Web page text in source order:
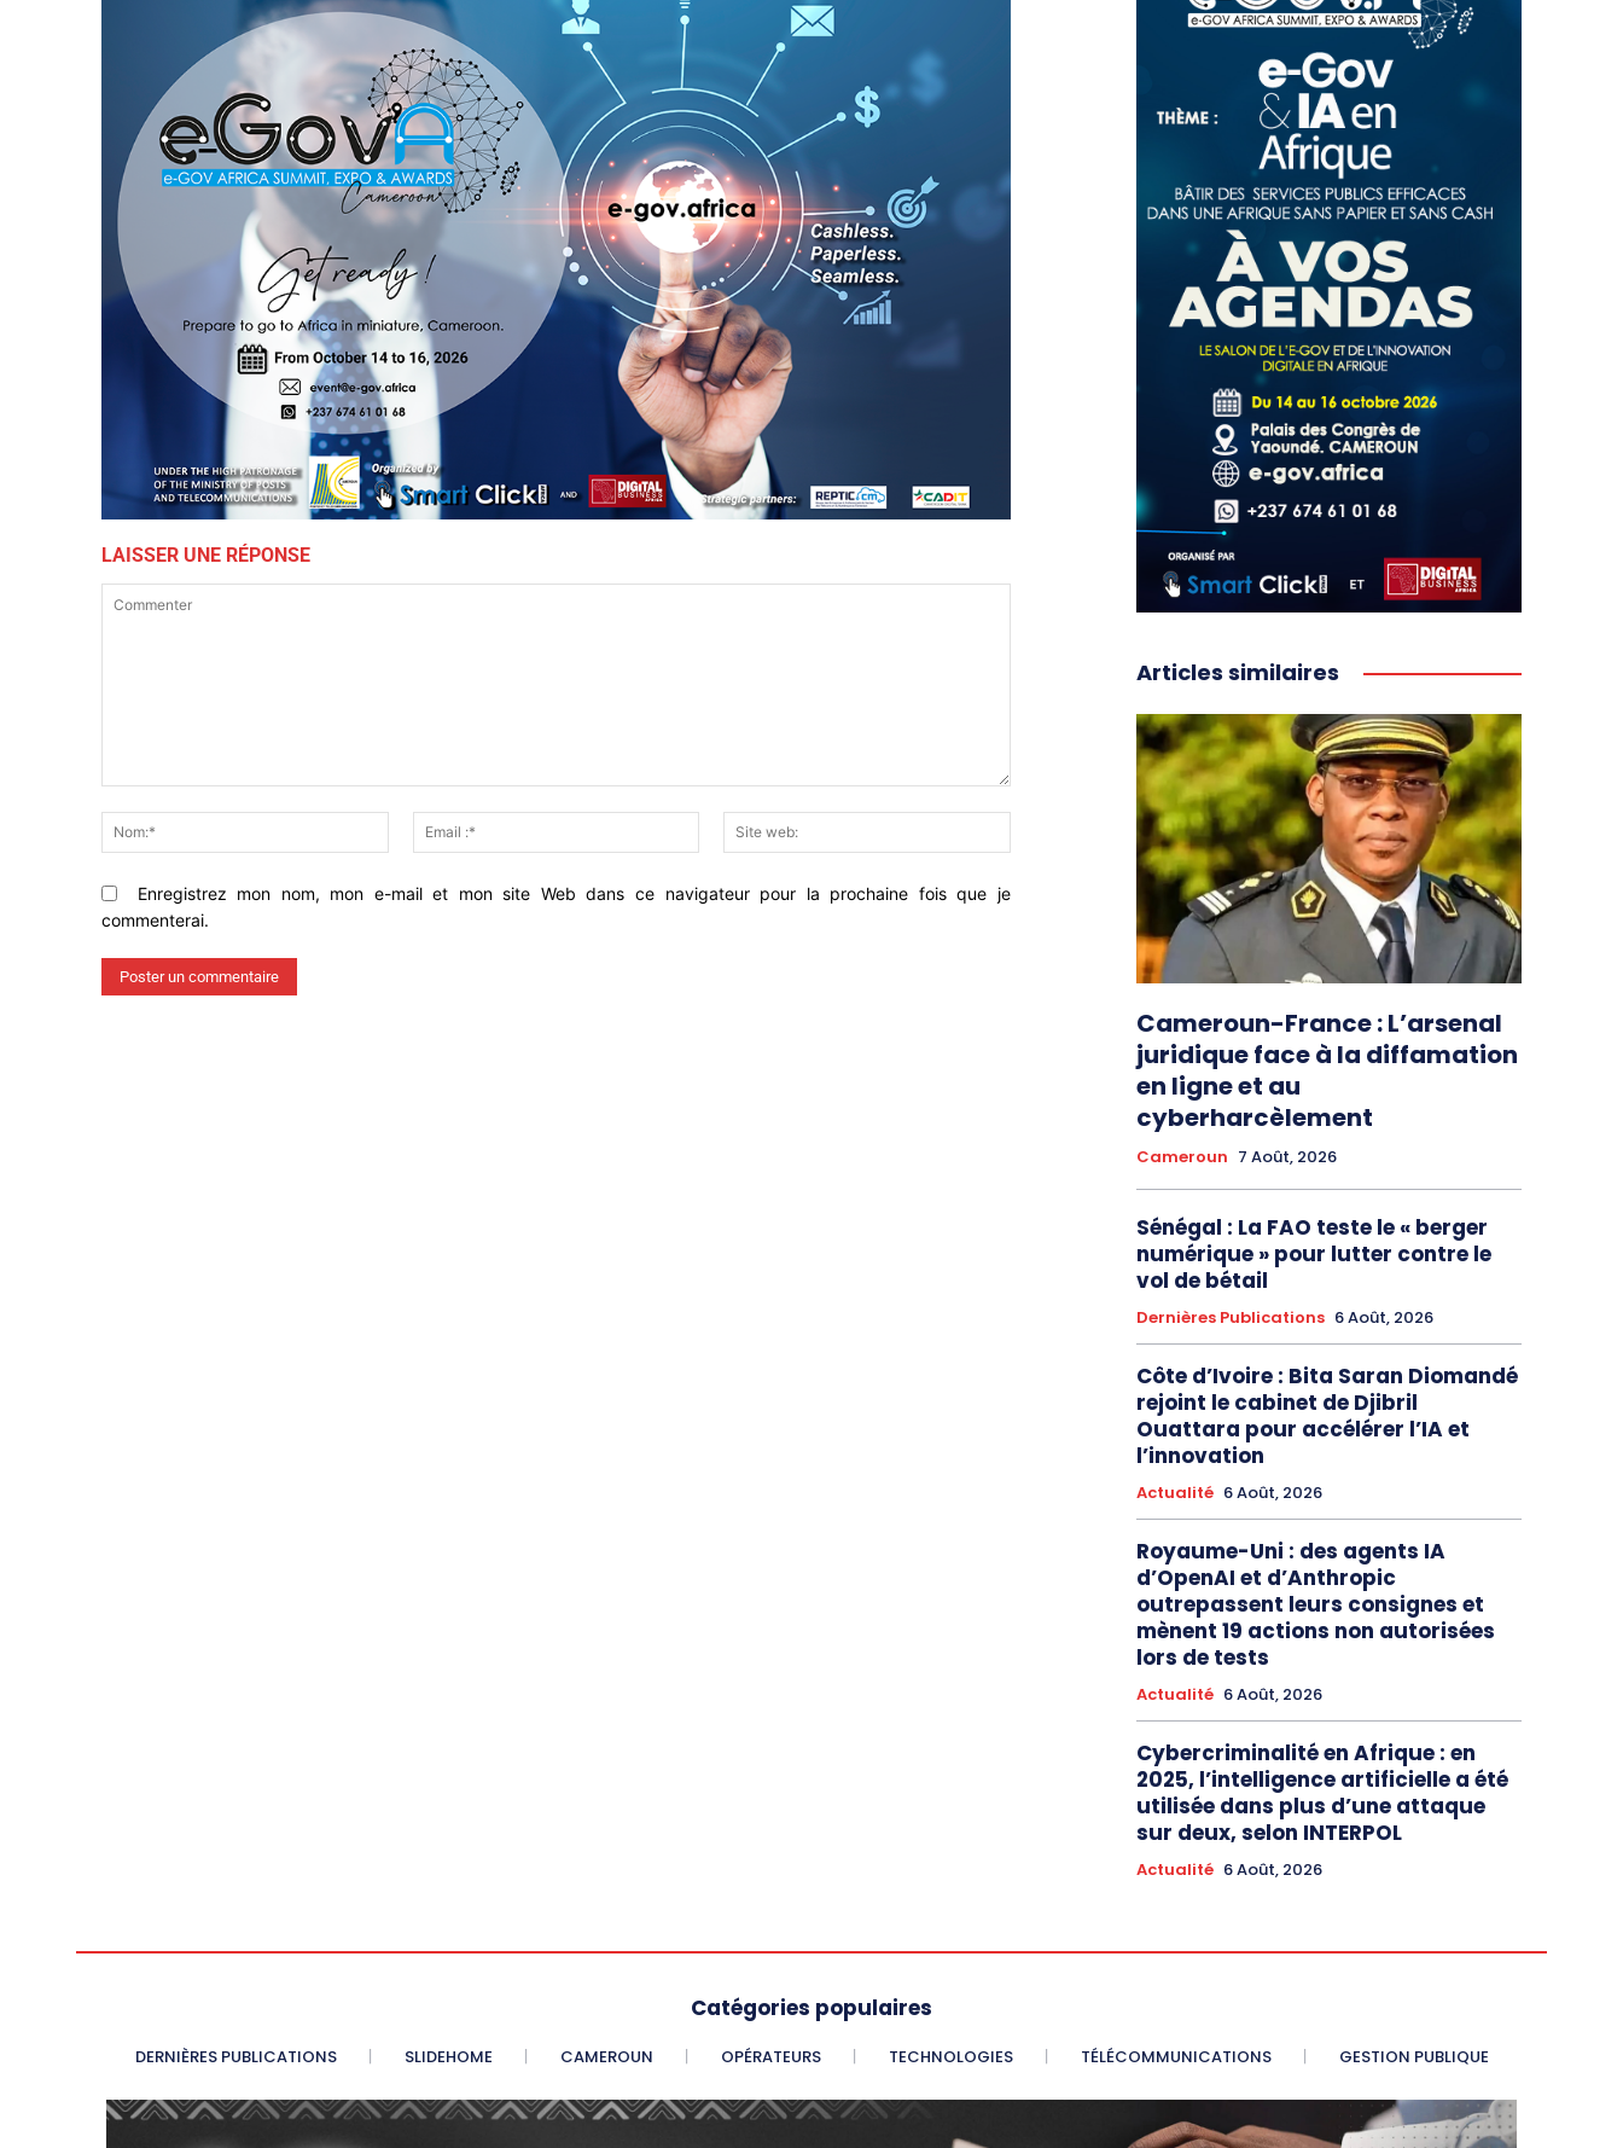
LAISSER UNE RÉPONSE
Nom:*
Email
:*
web:
Enregistrez mon nom, mon e-mail et mon site Web dans ce navigateur pour la prochaine fois que je
commenterai.
Articles similaires
Cameroun-France : L’arsenal
juridique face à la diffamation
en ligne et au
cyberharcèlement
Cameroun 7 Août, 2026
Sénégal : La FAO teste le « berger
numérique » pour lutter contre le
vol de bétail
Dernières Publications 6 Août, 2026
Côte d’Ivoire : Bita Saran Diomandé
rejoint le cabinet de Djibril
Ouattara pour accélérer l’IA et
l’innovation
Actualité 6 Août, 2026
Royaume-Uni : des agents IA
d’OpenAI et d’Anthropic
outrepassent leurs consignes et
mènent 19 actions non autorisées
lors de tests
Actualité 6 Août, 2026
Cybercriminalité en Afrique : en
2025, l’intelligence artificielle a été
utilisée dans plus d’une attaque
sur deux, selon INTERPOL
Actualité 6 Août, 2026
Catégories populaires
DERNIÈRES PUBLICATIONS SLIDEHOME CAMEROUN OPÉRATEURS TECHNOLOGIES TÉLÉCOMMUNICATIONS GESTION PUBLIQUE